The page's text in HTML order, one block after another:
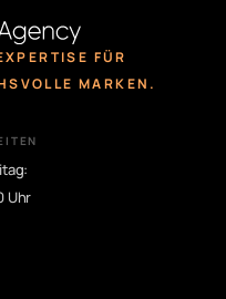
FÜR
MARKEN.
Uhr